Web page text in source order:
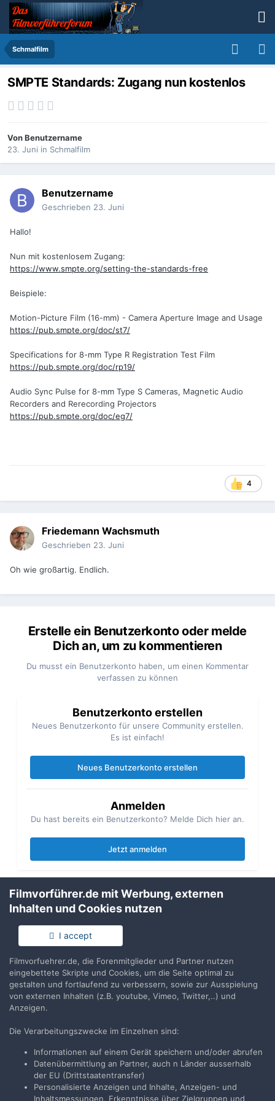
Schmalfilm
SMPTE Standards: Zugang nun kostenlos
VonBenutzername
23. Juni in Schmalfilm
Benutzername
Geschrieben 23. Juni
Hallo!
Nun mit kostenlosem Zugang:
https://www.smpte.org/setting-the-standards-free
Beispiele:
Motion-Picture Film (16-mm) - Camera Aperture Image and Usage
https://pub.smpte.org/doc/st7/
Specifications for 8-mm Type R Registration Test Film
https://pub.smpte.org/doc/rp19/
Audio Sync Pulse for 8-mm Type S Cameras, Magnetic Audio
Recorders and Rerecording Projectors
https://pub.smpte.org/doc/eg7/
4
Friedemann Wachsmuth
Geschrieben 23. Juni
Oh wie großartig. Endlich.
Erstelle ein Benutzerkonto oder melde
Dich an, um zu kommentieren
Du musst ein Benutzerkonto haben, um einen Kommentar
verfassen zu können
Benutzerkonto erstellen
Neues Benutzerkonto für unsere Community erstellen.
Es ist einfach!
Neues Benutzerkonto erstellen
Anmelden
Du hast bereits ein Benutzerkonto? Melde Dich hier an.
Jetzt anmelden
Zur Themenübersicht
Sprache
Impressum / Datenschutzerklärung
Nutzungsbedingungen
Realisierung: IN-Solution
Filmvorführer.de mit Werbung, externen
Inhalten und Cookies nutzen
I accept
Filmvorfuehrer.de, die Forenmitglieder und Partner nutzen
eingebettete Skripte und Cookies, um die Seite optimal zu
gestalten und fortlaufend zu verbessern, sowie zur Ausspielung
von externen Inhalten (z.B. youtube, Vimeo, Twitter,..) und
Anzeigen.
Die Verarbeitungszwecke im Einzelnen sind:
Informationen auf einem Gerät speichern und/oder abrufen
Datenübermittlung an Partner, auch n Länder ausserhalb
der EU (Drittstaatentransfer)
Personalisierte Anzeigen und Inhalte, Anzeigen- und
Inhaltsmessungen, Erkenntnisse über Zielgruppen und